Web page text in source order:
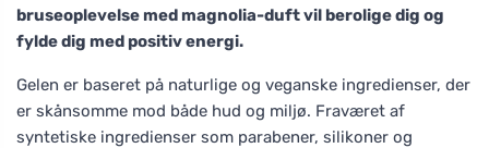
bruseoplevelse med magnolia-duft vil berolige dig og
fylde dig med positiv energi.
Gelen er baseret på naturlige og veganske ingredienser, der
er skånsomme mod både hud og miljø. Fraværet af
syntetiske ingredienser som parabener, silikoner og